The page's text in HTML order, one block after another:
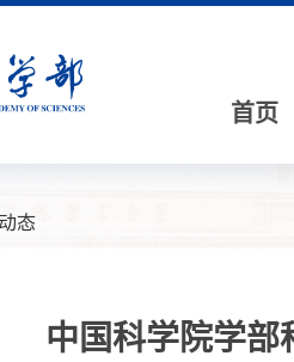
首页
态
中国科学院学部